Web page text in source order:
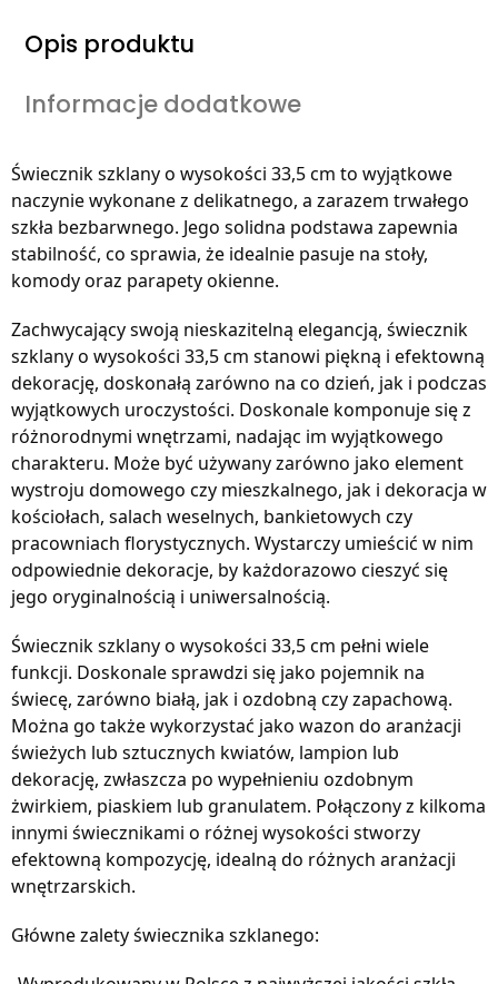
Opis produktu
Informacje dodatkowe
Świecznik szklany o wysokości 33,5 cm to wyjątkowe
naczynie wykonane z delikatnego, a zarazem trwałego
szkła bezbarwnego. Jego solidna podstawa zapewnia
stabilność, co sprawia, że idealnie pasuje na stoły,
komody oraz parapety okienne.
Zachwycający swoją nieskazitelną elegancją, świecznik
szklany o wysokości 33,5 cm stanowi piękną i efektowną
dekorację, doskonałą zarówno na co dzień, jak i podczas
wyjątkowych uroczystości. Doskonale komponuje się z
różnorodnymi wnętrzami, nadając im wyjątkowego
charakteru. Może być używany zarówno jako element
wystroju domowego czy mieszkalnego, jak i dekoracja w
kościołach, salach weselnych, bankietowych czy
pracowniach florystycznych. Wystarczy umieścić w nim
odpowiednie dekoracje, by każdorazowo cieszyć się
jego oryginalnością i uniwersalnością.
Świecznik szklany o wysokości 33,5 cm pełni wiele
funkcji. Doskonale sprawdzi się jako pojemnik na
świecę, zarówno białą, jak i ozdobną czy zapachową.
Można go także wykorzystać jako wazon do aranżacji
świeżych lub sztucznych kwiatów, lampion lub
dekorację, zwłaszcza po wypełnieniu ozdobnym
żwirkiem, piaskiem lub granulatem. Połączony z kilkoma
innymi świecznikami o różnej wysokości stworzy
efektowną kompozycję, idealną do różnych aranżacji
wnętrzarskich.
Główne zalety świecznika szklanego: